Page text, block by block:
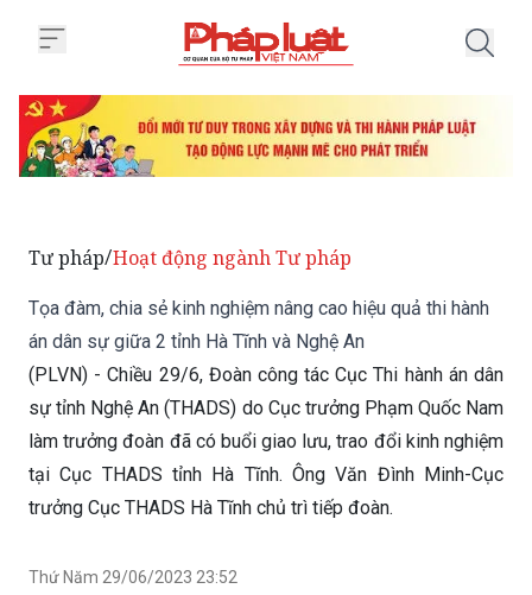
Tư pháp/Hoạt động ngành Tư pháp
Tọa đàm, chia sẻ kinh nghiệm nâng cao hiệu quả thi hành
án dân sự giữa 2 tỉnh Hà Tĩnh và Nghệ An
(PLVN) - Chiều 29/6, Đoàn công tác Cục Thi hành án dân
sự tỉnh Nghệ An (THADS) do Cục trưởng Phạm Quốc Nam
làm trưởng đoàn đã có buổi giao lưu, trao đổi kinh nghiệm
tại Cục THADS tỉnh Hà Tĩnh. Ông Văn Đình Minh-Cục
trưởng Cục THADS Hà Tĩnh chủ trì tiếp đoàn.
Thứ Năm 29/06/2023 23:52